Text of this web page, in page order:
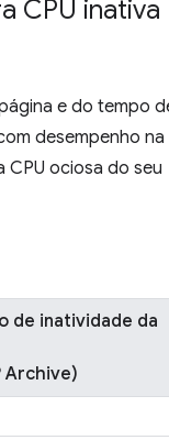
CPU inativa
e do tempo
desempenho na
CPU ociosa do seu
de inatividade da
Archive)